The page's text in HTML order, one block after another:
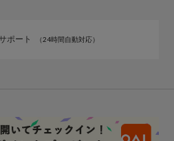
ポート （24時間自動対応）